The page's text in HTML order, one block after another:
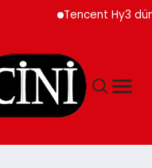
Tencent Hy3 dünya